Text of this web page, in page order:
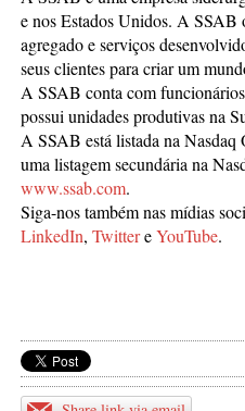
e nos Estados Unidos. A SSAB
agregado e serviços
seus clientes para criar um
A SSAB conta com
possui unidades produtivas na
A SSAB está listada na
uma listagem secundária na
www.ssab.com.
Siga-nos também nas mídias
LinkedIn,TwittereYouTube.